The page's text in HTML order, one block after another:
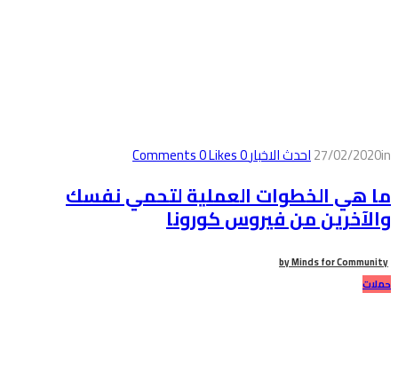
27/02/2020in احدث الاخبار0
Comments
0Likes
ما هي الخطوات العملية لتحمي نفسك
والآخرين من فيروس كورونا
byMinds for Community
حملات